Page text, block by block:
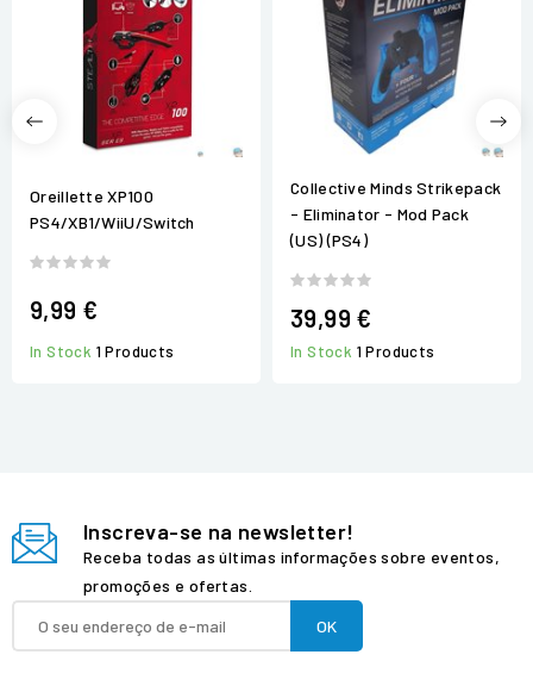
Oreillette XP100
PS4/XB1/WiiU/Switch
9,99 €
In Stock 1 Products
Collective Minds Strikepack
- Eliminator - Mod Pack
(US) (PS4)
39,99 €
In Stock 1 Products
Inscreva-se na newsletter!
Receba todas as últimas informações sobre eventos,
promoções e ofertas.